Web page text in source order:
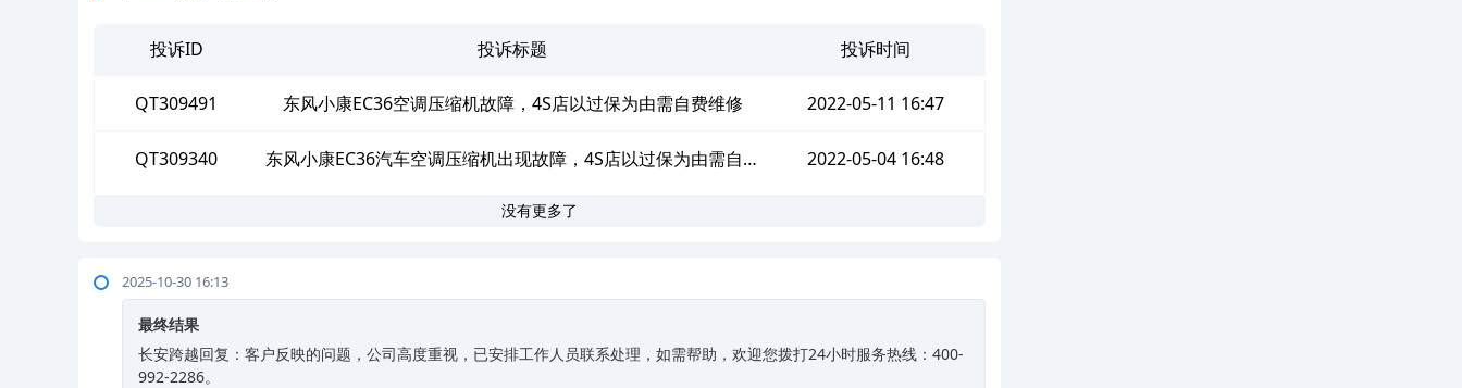
投诉ID 投诉标题 投诉时间
QT309491 东风小康EC36空调压缩机故障，4S店以过保为由需自费维修 2022-05-11 16:47
QT309340 东风小康EC36汽车空调压缩机出现故障，4S店以过保为由需自费
维修
2022-05-04 16:48
没有更多了
2025-10-30 16:13
最终结果
长安跨越回复：客户反映的问题，公司高度重视，已安排工作人员联系处理，如需帮助，欢迎您拨打24小时服务热线：400-
992-2286。